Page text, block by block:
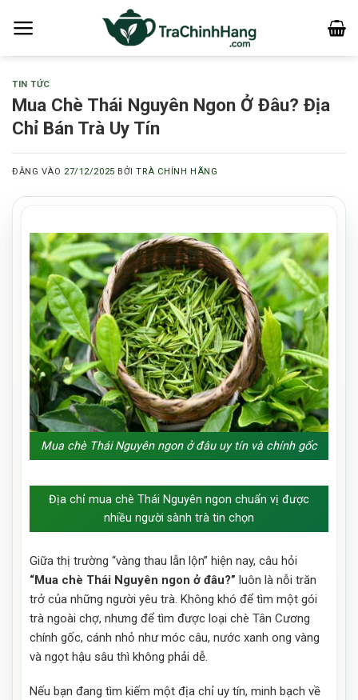
qua
TIN TỨC
Mua Chè Thái Nguyên Ngon Ở Đâu? Địa
Chỉ Bán Trà Uy Tín
ĐĂNG VÀO 27/12/2025 BỞITRÀ CHÍNH HÃNG
Mua chè Thái Nguyên ngon ở đâu uy tín và chính gốc
Địa chỉ mua chè Thái Nguyên ngon chuẩn vị được
nhiều người sành trà tin chọn
Giữa thị trường “vàng thau lẫn lộn” hiện nay, câu hỏi
“Mua chè Thái Nguyên ngon ở đâu?” luôn là nỗi trăn
trở của những người yêu trà. Không khó để tìm một gói
trà ngoài chợ, nhưng để tìm được loại chè Tân Cương
chính gốc, cánh nhỏ như móc câu, nước xanh ong vàng
và ngọt hậu sâu thì không phải dễ.
Nếu bạn đang tìm kiếm một địa chỉ uy tín, minh bạch về